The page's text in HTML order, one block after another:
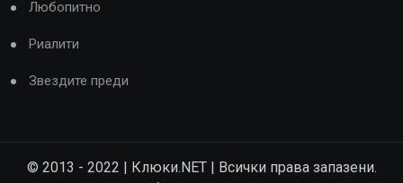
Любопитно
Риалити
Звездите преди
© 2013 - 2022 | Клюки.NET | Всички права запазени.